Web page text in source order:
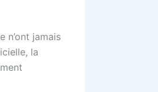
n’ont jamais
la